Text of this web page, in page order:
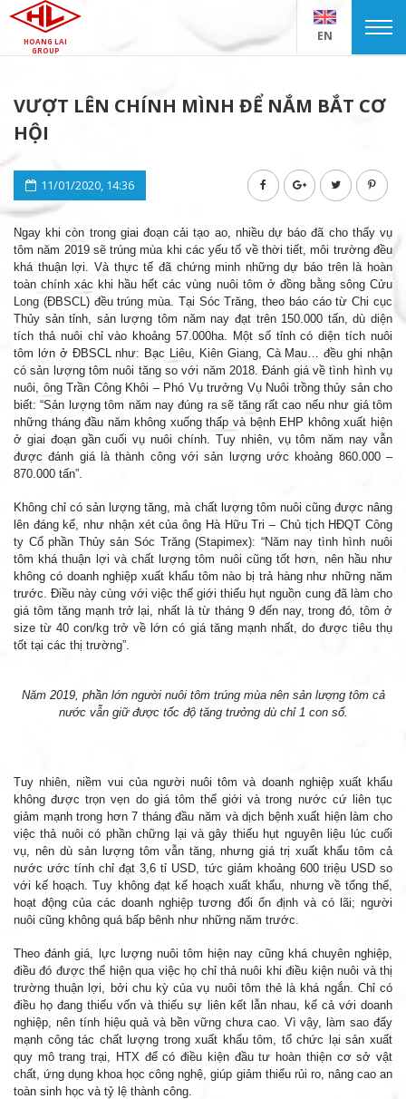
HOANG LAI
GROUP
EN
VƯỢT LÊN CHÍNH MÌNH ĐỂ NẮM BẮT CƠ
HỘI
11/01/2020, 14:36
Ngay khi còn trong giai đoạn cải tạo ao, nhiều dự báo đã cho thấy vụ
tôm năm 2019 sẽ trúng mùa khi các yếu tố về thời tiết, môi trường đều
khá thuận lợi. Và thực tế đã chứng minh những dự báo trên là hoàn
toàn chính xác khi hầu hết các vùng nuôi tôm ở đồng bằng sông Cửu
Long (ĐBSCL) đều trúng mùa. Tại Sóc Trăng, theo báo cáo từ Chi cục
Thủy sản tỉnh, sản lượng tôm năm nay đạt trên 150.000 tấn, dù diện
tích thả nuôi chỉ vào khoảng 57.000ha. Một số tỉnh có diện tích nuôi
tôm lớn ở ĐBSCL như: Bạc Liêu, Kiên Giang, Cà Mau… đều ghi nhận
có sản lượng tôm nuôi tăng so với năm 2018. Đánh giá về tình hình vụ
nuôi, ông Trần Công Khôi – Phó Vụ trưởng Vụ Nuôi trồng thủy sản cho
biết: “Sản lượng tôm năm nay đúng ra sẽ tăng rất cao nếu như giá tôm
những tháng đầu năm không xuống thấp và bệnh EHP không xuất hiện
ở giai đoạn gần cuối vụ nuôi chính. Tuy nhiên, vụ tôm năm nay vẫn
được đánh giá là thành công với sản lượng ước khoảng 860.000 –
870.000 tấn”.
Không chỉ có sản lượng tăng, mà chất lượng tôm nuôi cũng được nâng
lên đáng kể, như nhận xét của ông Hà Hữu Tri – Chủ tịch HĐQT Công
ty Cổ phần Thủy sản Sóc Trăng (Stapimex): “Năm nay tình hình nuôi
tôm khá thuận lợi và chất lượng tôm nuôi cũng tốt hơn, nên hầu như
không có doanh nghiệp xuất khẩu tôm nào bị trả hàng như những năm
trước. Điều này cùng với việc thế giới thiếu hụt nguồn cung đã làm cho
giá tôm tăng mạnh trở lại, nhất là từ tháng 9 đến nay, trong đó, tôm ở
size từ 40 con/kg trở về lớn có giá tăng mạnh nhất, do được tiêu thụ
tốt tại các thị trường”.
Năm 2019, phần lớn người nuôi tôm trúng mùa nên sản lượng tôm cả
nước vẫn giữ được tốc độ tăng trưởng dù chỉ 1 con số.
Tuy nhiên, niềm vui của người nuôi tôm và doanh nghiệp xuất khẩu
không được trọn vẹn do giá tôm thế giới và trong nước cứ liên tục
giảm mạnh trong hơn 7 tháng đầu năm và dịch bệnh xuất hiện làm cho
việc thả nuôi có phần chững lại và gây thiếu hụt nguyên liệu lúc cuối
vụ, nên dù sản lượng tôm vẫn tăng, nhưng giá trị xuất khẩu tôm cả
nước ước tính chỉ đạt 3,6 tỉ USD, tức giảm khoảng 600 triệu USD so
với kế hoạch. Tuy không đạt kế hoạch xuất khẩu, nhưng về tổng thể,
hoạt động của các doanh nghiệp tương đối ổn định và có lãi; người
nuôi cũng không quá bấp bênh như những năm trước.
Theo đánh giá, lực lượng nuôi tôm hiện nay cũng khá chuyên nghiệp,
điều đó được thể hiện qua việc họ chỉ thả nuôi khi điều kiện nuôi và thị
trường thuận lợi, bởi chu kỳ của vụ nuôi tôm thẻ là khá ngắn. Chỉ có
điều họ đang thiếu vốn và thiếu sự liên kết lẫn nhau, kể cả với doanh
nghiệp, nên tính hiệu quả và bền vững chưa cao. Vì vậy, làm sao đẩy
mạnh công tác chất lượng trong xuất khẩu tôm, tổ chức lại sản xuất
quy mô trang trại, HTX để có điều kiện đầu tư hoàn thiện cơ sở vật
chất, ứng dụng khoa học công nghệ, giúp giảm thiểu rủi ro, nâng cao an
toàn sinh học và tỷ lệ thành công.